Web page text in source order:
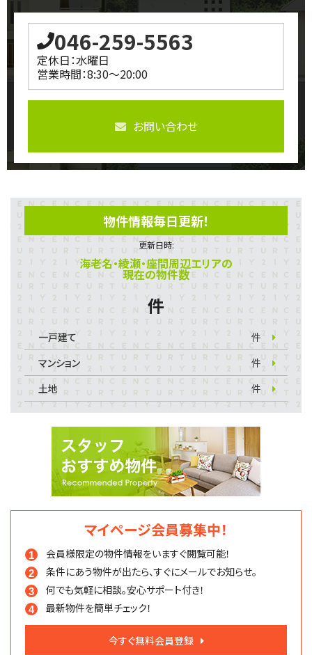
046-259-5563
定休日：水曜日
営業時間：8:30～20:00
お問い合わせ
物件情報毎日更新！
更新日時:
海老名・綾瀬・座間周辺エリアの
現在の物件数
件
一戸建て
件
マンション
件
土地
件
マイページ会員募集中！
会員様限定の物件情報をいますぐ閲覧可能！
条件にあう物件が出たら、すぐにメールでお知らせ。
何でも気軽に相談。安心サポート付き！
最新物件を簡単チェック！
今すぐ無料会員登録